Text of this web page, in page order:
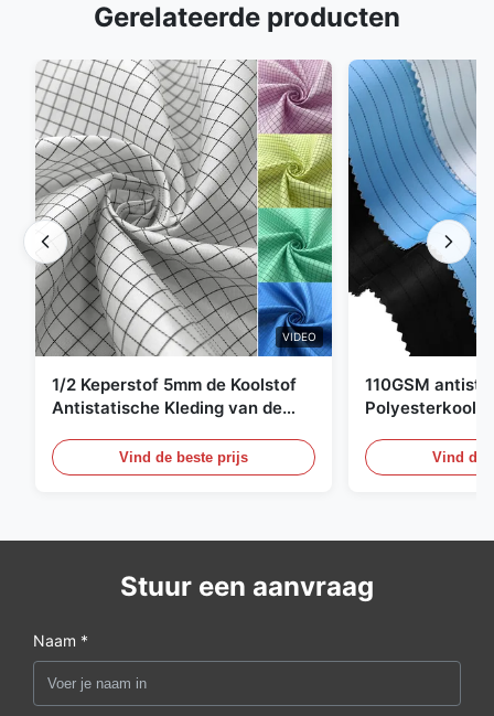
Gerelateerde producten
VIDEO
1/2 Keperstof 5mm de Koolstof
Antistatische Kleding van de
Vind de beste prijs
110GSM
Vind de
Stuur een aanvraag
Naam *